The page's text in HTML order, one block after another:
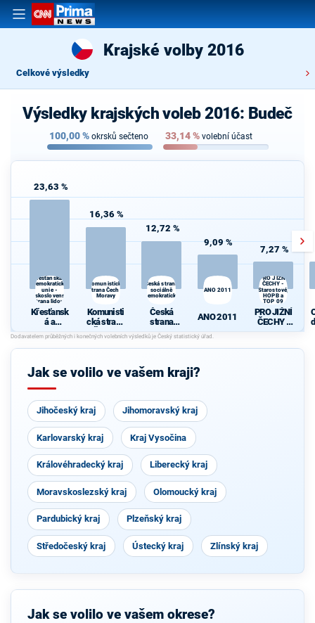
Krajské volby 2016
Celkové výsledky
Výsledky krajských voleb 2016: Budeč
100,00% okrsků sečteno 33,14% volební účast
23,63 %
Křesťanská a
demokratická
unie -
Československá
strana lidová
Křesťansk
á a
demokrati
cká unie -
Českoslov
strana
16,36 %
Komunistická
strana Čech a
Moravy
Komunisti
cká strana
Čech a
Moravy
12,72 %
Česká strana
sociálně
demokratická
Česká
strana
sociálně
demokrati
cká
9,09 %
ANO 2011
ANO 2011
7,27 %
PRO JIŽNÍ
ČECHY -
Starostové,
HOPB a
TOP 09
PRO JIŽNÍ
ČECHY -
Starostové
TOP 09
Jak se volilo ve vašem kraji?
Jihočeský kraj Jihomoravský kraj
Karlovarský kraj Kraj Vysočina
Královéhradecký kraj Liberecký kraj
Moravskoslezský kraj Olomoucký kraj
Pardubický kraj Plzeňský kraj
Středočeský kraj Ústecký kraj Zlínský kraj
Jak se volilo ve vašem okrese?